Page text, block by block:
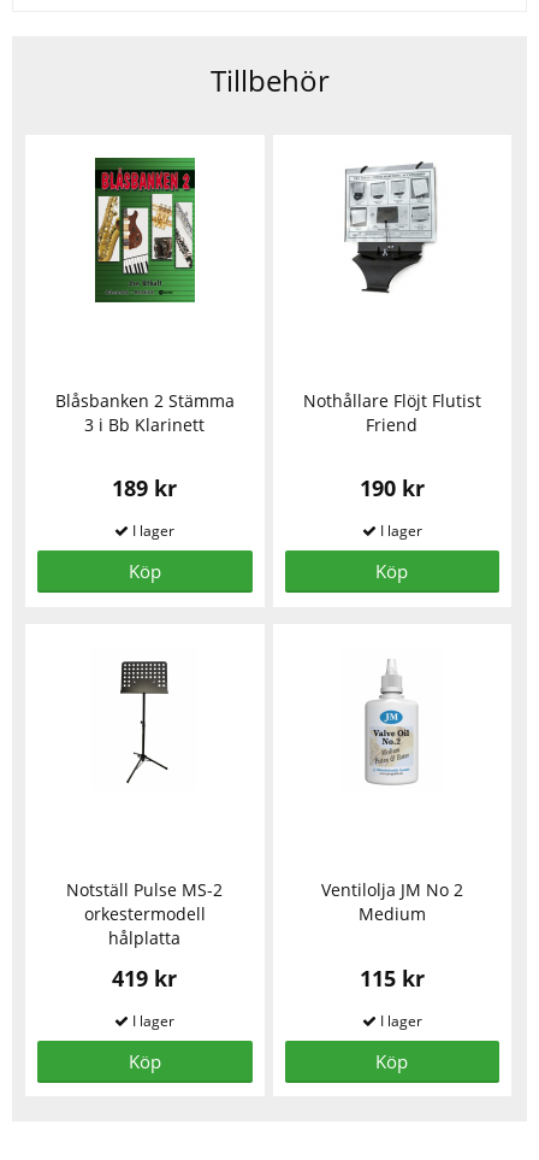
Tillbehör
Blåsbanken 2 Stämma
3 i Bb Klarinett
189 kr
Köp
Nothållare Flöjt Flutist
Friend
190 kr
Köp
Notställ Pulse MS-2
orkestermodell
hålplatta
419 kr
Köp
Ventilolja JM No 2
Medium
115 kr
Köp